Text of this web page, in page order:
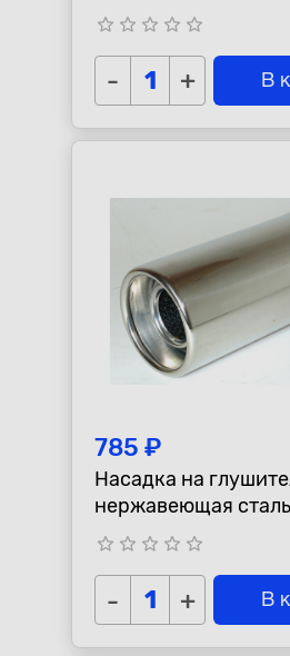
star_border star_border star_border star_border star_border
- + В
785 ₽
Насадка на
нержавеющая сталь
star_border star_border star_border star_border star_border
- + В